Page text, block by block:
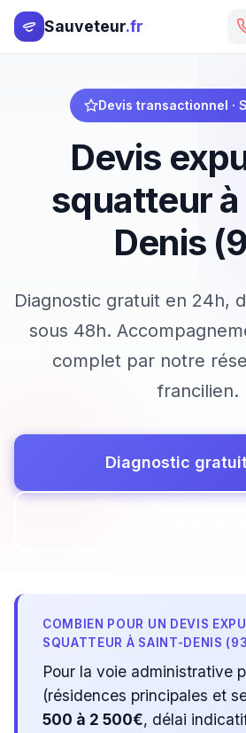
Sauveteur.fr
Devis transactionnel ·
Devis
squatteur
Denis
Diagnostic gratuit en 24h,
sous 48h.
complet par notre
francilien.
Diagnostic gratuit
COMBIEN POUR UN DEVIS
SQUATTEUR À SAINT-DENIS
Pour la voie administrative
(résidences principales et
500 à 2 500€, délai